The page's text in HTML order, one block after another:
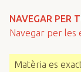
NAVEGAR PER
Navegar per les
Matèria es